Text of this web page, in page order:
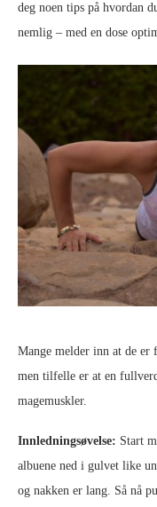
deg noen tips på hvordan
nemlig – med en dose
Mange melder inn at de er
men tilfelle er at en
magemuskler.
Innledningsøvelse: Start
albuene ned i gulvet like
og nakken er lang. Så nå